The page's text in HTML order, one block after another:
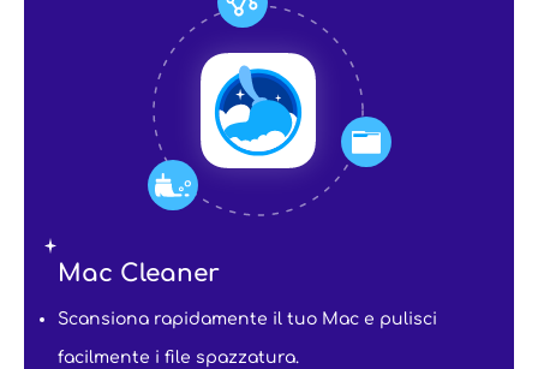
Mac Cleaner
Scansiona rapidamente il tuo Mac e pulisci
facilmente i file spazzatura.